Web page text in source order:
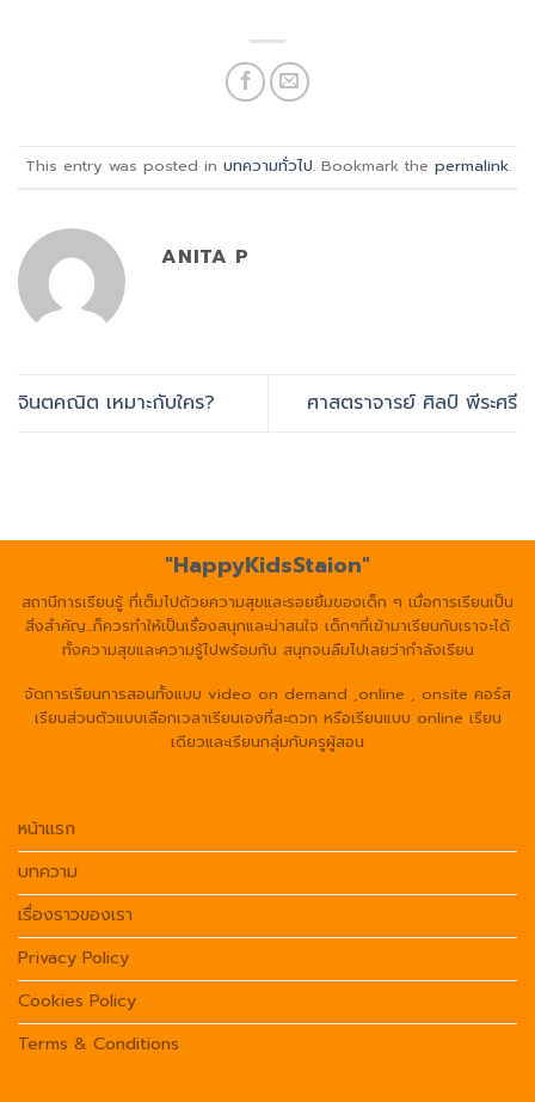
This entry was posted in บทความทั่วไป. Bookmark the permalink.
ANITA P
จินตคณิต เหมาะกับใคร? ศาสตราจารย์ ศิลป์ พีระศรี
"HappyKidsStaion"
สถานีการเรียนรู้ ที่เต็มไปด้วยความสุขและรอยยิ้มของเด็ก ๆ เมื่อการเรียนเป็น
สิ่งสำคัญ...ก็ควรทำให้เป็นเรื่องสนุกและน่าสนใจ เด็กๆที่เข้ามาเรียนกับเราจะได้
ทั้งความสุขและความรู้ไปพร้อมกัน สนุกจนลืมไปเลยว่ากำลังเรียน
จัดการเรียนการสอนทั้งแบบ video on demand ,online , onsite คอร์ส
เรียนส่วนตัวแบบเลือกเวลาเรียนเองที่สะดวก หรือเรียนแบบ online เรียน
เดียวและเรียนกลุ่มกับครูผู้สอน
หน้าแรก
บทความ
เรื่องราวของเรา
Privacy Policy
Cookies Policy
Terms & Conditions